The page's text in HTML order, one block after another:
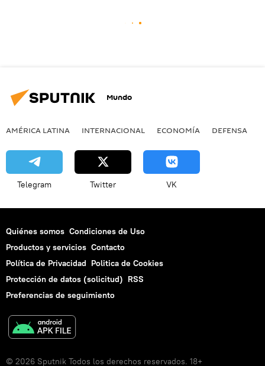
Mundo
AMÉRICA LATINA INTERNACIONAL ECONOMÍA DEFENSA
Telegram Twitter VK
Quiénes somos Condiciones de Uso
Productos y servicios Contacto
Política de Privacidad Politica de Cookies
Protección de datos (solicitud) RSS
Preferencias de seguimiento
© 2026 Sputnik Todos los derechos reservados. 18+